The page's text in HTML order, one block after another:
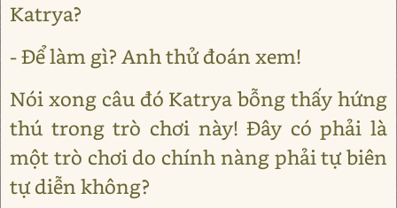
Katrya?
- Để làm gì? Anh thử đoán xem!
Nói xong câu đó Katrya bỗng thấy hứng
thú trong trò chơi này! Đây có phải là
một trò chơi do chính nàng phải tự biên
tự diễn không?